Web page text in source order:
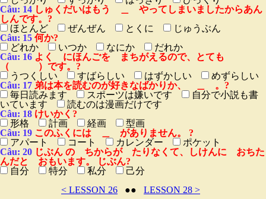
Câu: 14 しゅくだいはもう ＿ やってしまいましたからあん
しんです。?
ほとんど
ぜんぜん とくに
じゅうぶん
Câu: 15 何か?
どれか
いつか なにか
だれか
Câu: 16 よく にほんごを まちがえるので、とても
（ ）です。?
うつくしい
すばらしい はずかしい
めずらしい
Câu: 17 弟は本を読むのが好きなばかりか、 ＿ 。?
毎日読みます
スポーツは嫌いです
自分で小説も書
いています
読むのは漫画だけです
Câu: 18 けいかく?
形格
計画 経画
型画
Câu: 19 このふくには ＿ がありません。 ?
アパート
コート カレンダー
ポケット
Câu: 20 じぶん の ちからが たりなくて、しけんに おちた
んだと おもいます。 じぶん?
自分
特分 私分
己分
< LESSON 26 ●● LESSON 28 >